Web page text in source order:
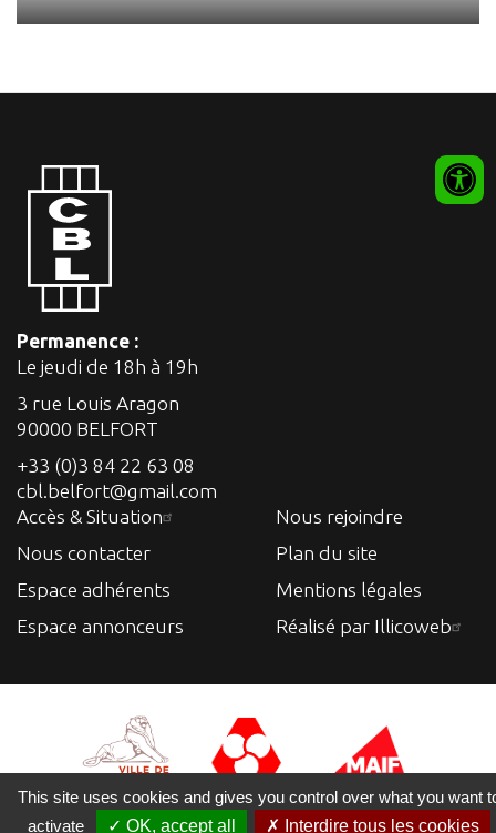
Permanence :
Le jeudi de 18h à 19h
3 rue Louis Aragon
90000 BELFORT
+33 (0)3 84 22 63 08
cbl.belfort@gmail.com
Accès & Situation
Nous contacter
Espace adhérents
Espace annonceurs
Nous rejoindre
Plan du site
Mentions légales
Réalisé par Illicoweb
This site uses cookies and gives you control over what you want
activate
✓ OK, accept all ✗ Interdire tous les cookies